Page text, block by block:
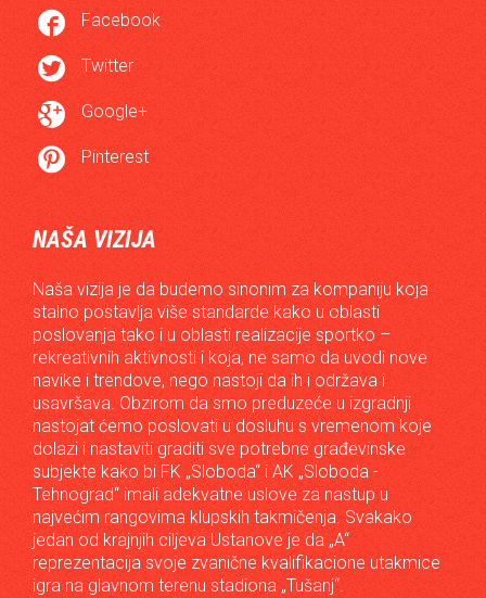
 Facebook
 Twitter
 Google+
 Pinterest
NAŠA VIZIJA
Naša vizija je da budemo sinonim za kompaniju koja
stalno postavlja više standarde kako u oblasti
poslovanja tako i u oblasti realizacije sportko –
rekreativnih aktivnosti i koja, ne samo da uvodi nove
navike i trendove, nego nastoji da ih i održava i
usavršava. Obzirom da smo preduzeće u izgradnji
nastojat ćemo poslovati u dosluhu s vremenom koje
dolazi i nastaviti graditi sve potrebne građevinske
subjekte kako bi FK „Sloboda“ i AK „Sloboda -
Tehnograd“ imali adekvatne uslove za nastup u
najvećim rangovima klupskih takmičenja. Svakako
jedan od krajnjih ciljeva Ustanove je da „A“
reprezentacija svoje zvanične kvalifikacione utakmice
igra na glavnom terenu stadiona „Tušanj“.